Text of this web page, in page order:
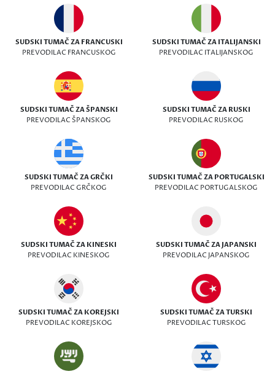
SUDSKI TUMAČ ZA FRANCUSKI
PREVODILAC FRANCUSKOG
SUDSKI TUMAČ ZA ITALIJANSKI
PREVODILAC ITALIJANSKOG
SUDSKI TUMAČ ZA ŠPANSKI
PREVODILAC ŠPANSKOG
SUDSKI TUMAČ ZA RUSKI
PREVODILAC RUSKOG
SUDSKI TUMAČ ZA GRČKI
PREVODILAC GRČKOG
SUDSKI TUMAČ ZA PORTUGALSKI
PREVODILAC PORTUGALSKOG
SUDSKI TUMAČ ZA KINESKI
PREVODILAC KINESKOG
SUDSKI TUMAČ ZA JAPANSKI
PREVODILAC JAPANSKOG
SUDSKI TUMAČ ZA KOREJSKI
PREVODILAC KOREJSKOG
SUDSKI TUMAČ ZA TURSKI
PREVODILAC TURSKOG